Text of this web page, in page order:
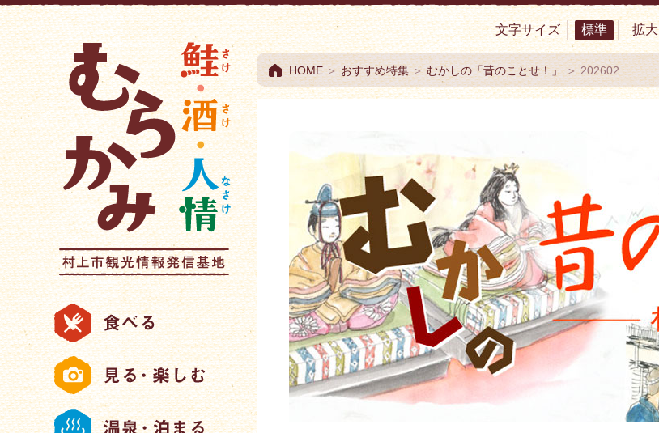
村上市観光情報総合サイト 村上市観光協会 -鮭・酒・人情 むらかみ-
文字サイズ 標準 拡大
HOME＞おすすめ特集＞むかしの「昔のことせ！」＞ 202602